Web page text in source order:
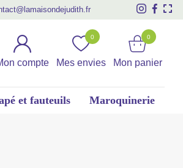
compte Mes envies
0
Mon panier
0
et fauteuils Maroquinerie